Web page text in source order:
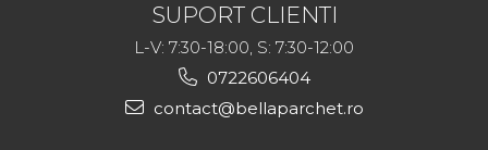
SUPORT CLIENTI
L-V: 7:30-18:00, S: 7:30-12:00
0722606404
contact@bellaparchet.ro